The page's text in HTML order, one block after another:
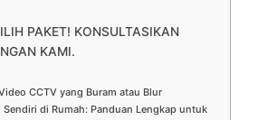
PAKET! KONSULTASIKAN
KAMI.
CCTV yang Buram atau Blur
Sendiri di Rumah: Panduan Lengkap untuk